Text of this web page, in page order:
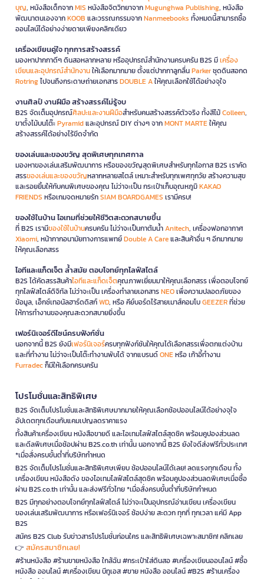
บุญ, หนังสือเด็กจากMIS หนังสือจิตวิทยาจากMugunghwa Publishing, หนังสือ
พัฒนาตนเองจากKOOB และวรรณกรรมจากNanmeebooks ทั้งหมดนี้สามารถซื้อ
ออนไลน์ได้อย่างง่ายดายเพียงคลิกเดียว
เครื่องเขียนคู่ใจ ทุกการสร้างสรรค์
มองหาปากกาดีๆ ดินสอหลากหลาย หรืออุปกรณ์สำนักงานครบครัน B2S มีเครื่อง
เขียนและอุปกรณ์สำนักงานให้เลือกมากมาย ตั้งแต่ปากกาลูกลื่นParkerชุดดินสอกด
Rotringไปจนถึงกระดาษถ่ายเอกสารDOUBLE Aให้คุณเลือกใช้ได้อย่างจุใจ
งานศิลป์ งานฝีมือ สร้างสรรค์ไม่รู้จบ
B2S จัดเต็มอุปกรณ์ศิลปะและงานฝีมือสำหรับคนสร้างสรรค์ตัวจริง ทั้งสีไม้Colleen,
ขาตั้งไม้บนโต๊ะPyramidและอุปกรณ์ DIY ต่างๆ จากMONT MARTEให้คุณ
สร้างสรรค์ได้อย่างไร้ขีดจำกัด
ของเล่นและของขวัญ สุดพิเศษทุกเทศกาล
มองหาของเล่นเสริมพัฒนาการ หรือของขวัญสุดพิเศษสำหรับทุกโอกาส B2S เราคัด
สรรของเล่นและของขวัญหลากหลายสไตล์ เหมาะสำหรับทุกเพศทุกวัย สร้างความสุข
และรอยยิ้มให้กับคนพิเศษของคุณ ไม่ว่าจะเป็น กระเป๋าเก็บอุณหภูมิKAKAO
FRIENDS หรือเกมจดหมายรักSIAM BOARDGAMES เรามีครบ!
ของใช้ในบ้าน ไอเทมที่ช่วยให้ชีวิตสะดวกสบายขึ้น
ที่ B2S เรามีของใช้ในบ้านครบครัน ไม่ว่าจะเป็นกาต้มน้ำAnitech, เครื่องฟอกอากาศ
Xiaomi, หน้ากากอนามัยทางการแพทย์Double A Careและสินค้าอื่น ๆ อีกมากมาย
ให้คุณเลือกสรร
ไอทีและแก็ดเจ็ต ล้ำสมัย ตอบโจทย์ทุกไลฟ์สไตล์
B2S ได้คัดสรรสินค้าไอทีและแก็ดเจ็ตคุณภาพเยี่ยมมาให้คุณเลือกสรร เพื่อตอบโจทย์
ทุกไลฟ์สไตล์ดิจิทัล ไม่ว่าจะเป็น เครื่องทำลายเอกสารNEOเพื่อความปลอดภัยของ
ข้อมูล, เอ็กซ์เทอนัลฮาร์ดดิสก์WD, หรือ คีย์บอร์ดไร้สายเมาส์คอมโบGEEZERที่ช่วย
ให้การทำงานของคุณสะดวกสบายยิ่งขึ้น
เฟอร์นิเจอร์ดีไซน์ครบฟังก์ชั่น
นอกจากนี้ B2S ยังมีเฟอร์นิเจอร์ครบทุกฟังก์ชันให้คุณได้เลือกสรรเพื่อตกแต่งบ้าน
และที่ทำงาน ไม่ว่าจะเป็นโต๊ะทำงานพับได้ จากแบรนด์ONEหรือ เก้าอี้ทำงาน
Furradecก็มีให้เลือกครบครัน
โปรโมชั่นและสิทธิพิเศษ
B2S จัดเต็มโปรโมชั่นและสิทธิพิเศษมากมายให้คุณเลือกช้อปออนไลน์ได้อย่างจุใจ
อัปเดตทุกเดือนกับแคมเปญลดราคาแรง
ทั้งสินค้าเครื่องเขียน หนังสือขายดี และไอเทมไลฟ์สไตล์สุดชิค พร้อมคูปองส่วนลด
และดีลพิเศษเมื่อช้อปผ่าน B2S.co.th เท่านั้น นอกจากนี้ B2S ยังใจดีส่งฟรีทั่วประเทศ
*เมื่อสั่งครบขั้นต่ำที่บริษัทกำหนด
B2S จัดเต็มโปรโมชั่นและสิทธิพิเศษเพียบ ช้อปออนไลน์ได้เลย! ลดแรงทุกเดือน ทั้ง
เครื่องเขียน หนังสือดัง ของไอเทมไลฟ์สไตล์สุดชิค พร้อมคูปองส่วนลดพิเศษเมื่อซื้อ
ผ่าน B2S.co.th เท่านั้น และส่งฟรีทั่วไทย *เมื่อสั่งครบขั้นต่ำที่บริษัทกำหนด
B2S มีทุกอย่างตอบโจทย์ทุกไลฟ์สไตล์ ไม่ว่าจะเป็นอุปกรณ์อ่านเขียน เครื่องเขียน
ของเล่นเสริมพัฒนาการ หรือเฟอร์นิเจอร์ ช้อปง่าย สะดวก ทุกที่ ทุกเวลา แค่มี App
B2S
สมัคร B2S Club รับข่าวสารโปรโมชั่นก่อนใคร และสิทธิพิเศษเฉพาะสมาชิก! คลิกเลย
👉 สมัครสมาชิกเลย!
#ร้านหนังสือ #ร้านขายหนังสือ ใกล้ฉัน #กระเป๋าใส่ดินสอ #เครื่องเขียนออนไลน์ #ซื้อ
หนังสือ ออนไลน์ #เครื่องเขียน บีทูเอส #ขาย หนังสือ ออนไลน์ #B2S #ร้านเครื่อง